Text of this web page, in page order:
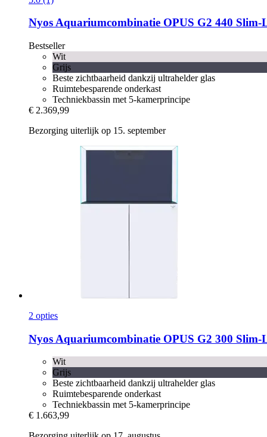
NyosAquariumcombinatie OPUS G2 440 Slim-​
Bestseller
Wit
Grijs
Beste zichtbaarheid dankzij ultrahelder glas
Ruimtebesparende onderkast
Techniekbassin met 5-kamerprincipe
€ 2.369,99
Bezorging uiterlijk op 15. september
2 opties
Nyos Aquariumcombinatie OPUS G2 300 Slim-​
Wit
Grijs
Beste zichtbaarheid dankzij ultrahelder glas
Ruimtebesparende onderkast
Techniekbassin met 5-kamerprincipe
€ 1.663,99